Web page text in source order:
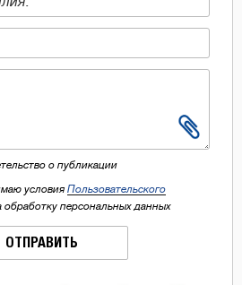
о публикации
условия Пользовательского
обработку персональных данных
ОТПРАВИТЬ